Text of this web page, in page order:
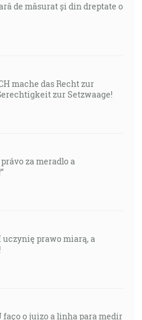
de măsurat și din dreptate o
mache das Recht zur
zur Setzwaage!
za meradlo a
uczynię prawo miarą, a
faço o juizo a linha para medir